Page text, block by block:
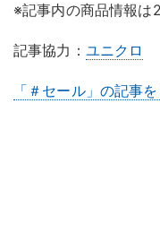
※記事内の商品情報は
記事協力： ユニクロ
「＃セール」の記事